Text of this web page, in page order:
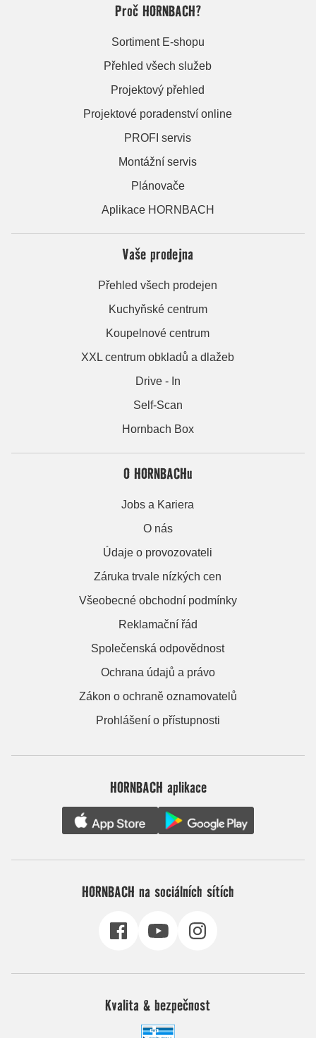
Proč HORNBACH?
Sortiment E-shopu
Přehled všech služeb
Projektový přehled
Projektové poradenství online
PROFI servis
Montážní servis
Plánovače
Aplikace HORNBACH
Vaše prodejna
Přehled všech prodejen
Kuchyňské centrum
Koupelnové centrum
XXL centrum obkladů a dlažeb
Drive - In
Self-Scan
Hornbach Box
O HORNBACHu
Jobs a Kariera
O nás
Údaje o provozovateli
Záruka trvale nízkých cen
Všeobecné obchodní podmínky
Reklamační řád
Společenská odpovědnost
Ochrana údajů a právo
Zákon o ochraně oznamovatelů
Prohlášení o přístupnosti
HORNBACH aplikace
HORNBACH na sociálních sítích
Kvalita & bezpečnost